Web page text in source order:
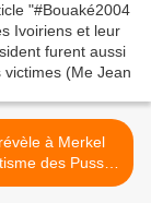
à Merkel
des Pussy
Riot - 16/11/2012 >